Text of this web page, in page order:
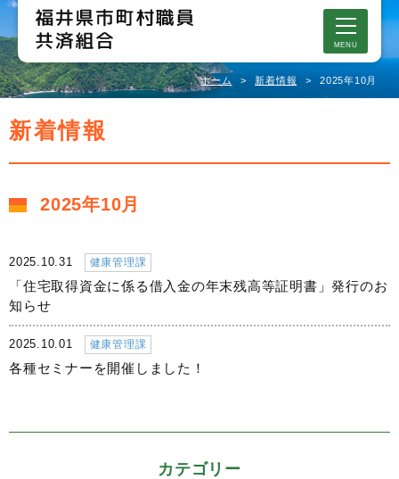
MENU
ホーム 新着情報 2025年10月
新着情報
2025年10月
2025.10.31 健康管理課
「住宅取得資金に係る借入金の年末残高等証明書」発行のお
知らせ
2025.10.01 健康管理課
各種セミナーを開催しました！
カテゴリー